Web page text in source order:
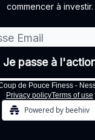
commencer à investir.
de Pouce Finess -
Privacy policyTerms of use
Powered by beehiiv